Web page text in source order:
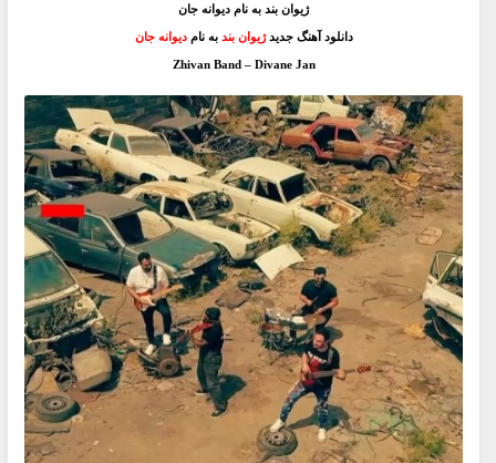
ژیوان بند به نام دیوانه جان
دانلود آهنگ جدیدژیوان بند به نامدیوانه جان
Zhivan Band – Divane Jan